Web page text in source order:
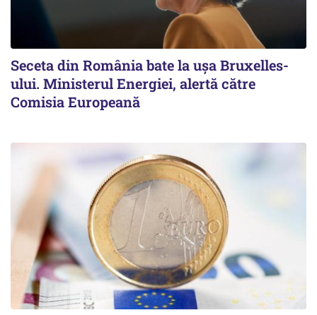
Seceta din România bate la ușa Bruxelles-
ului. Ministerul Energiei, alertă către
Comisia Europeană